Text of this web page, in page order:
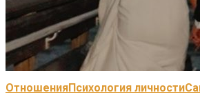
ОтношенияПсихология личности